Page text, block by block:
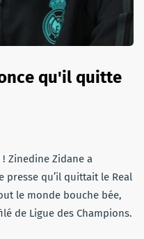
qu'il quitte
Zinedine Zidane a
presse qu’il quittait le Real
le monde bouche bée,
de Ligue des Champions.